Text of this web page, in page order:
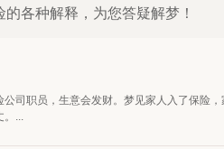
各种解释，为您答疑解梦！
司职员，生意会发财。梦见家人入了保险
。...